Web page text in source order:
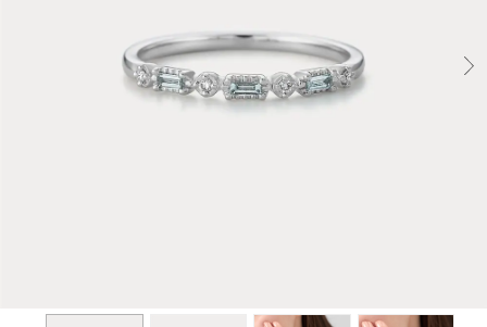
すべてのジュエリー
誕生石